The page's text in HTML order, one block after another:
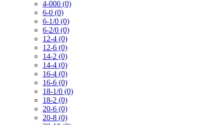
4-000 (0)
6-0 (0)
6-1/0 (0)
6-2/0 (0)
12-4 (0)
12-6 (0)
14-2 (0)
14-4 (0)
16-4 (0)
16-6 (0)
18-1/0 (0)
18-2 (0)
20-6 (0)
20-8 (0)